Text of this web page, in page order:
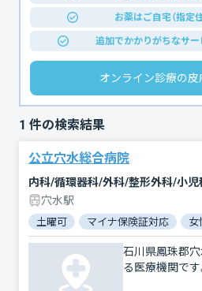
お薬はご自宅（指定
追加でかかりがちなサー
オンライン診療の皮
1 件の検索結果
公立穴水総合病院
穴水駅
土曜可 マイナ保険証対応 女
石川県鳳珠郡
る医療機関です